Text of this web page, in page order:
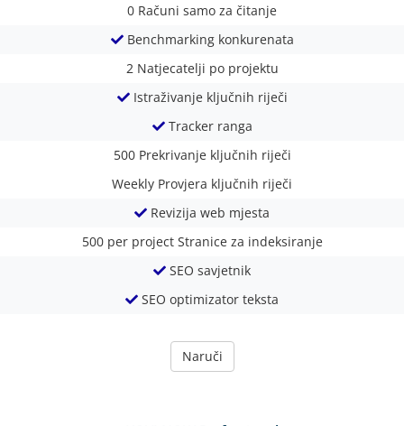
0 Računi samo za čitanje
Benchmarking konkurenata
2 Natjecatelji po projektu
Istraživanje ključnih riječi
Tracker ranga
500 Prekrivanje ključnih riječi
Weekly Provjera ključnih riječi
Revizija web mjesta
500 per project Stranice za indeksiranje
SEO savjetnik
SEO optimizator teksta
Naruči